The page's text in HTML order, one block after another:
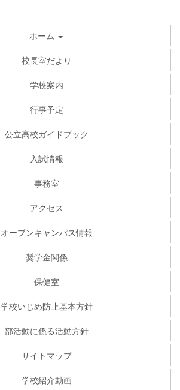
ホーム
校長室だより
学校案内
行事予定
公立高校ガイドブック
入試情報
事務室
アクセス
オープンキャンパス情報
奨学金関係
保健室
学校いじめ防止基本方針
部活動に係る活動方針
サイトマップ
学校紹介動画